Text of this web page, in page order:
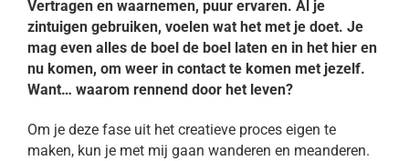
Vertragen en waarnemen, puur ervaren. Al je
zintuigen gebruiken, voelen wat het met je doet. Je
mag even alles de boel de boel laten en in het hier en
nu komen, om weer in contact te komen met jezelf.
Want… waarom rennend door het leven?
Om je deze fase uit het creatieve proces eigen te
maken, kun je met mij gaan wanderen en meanderen.